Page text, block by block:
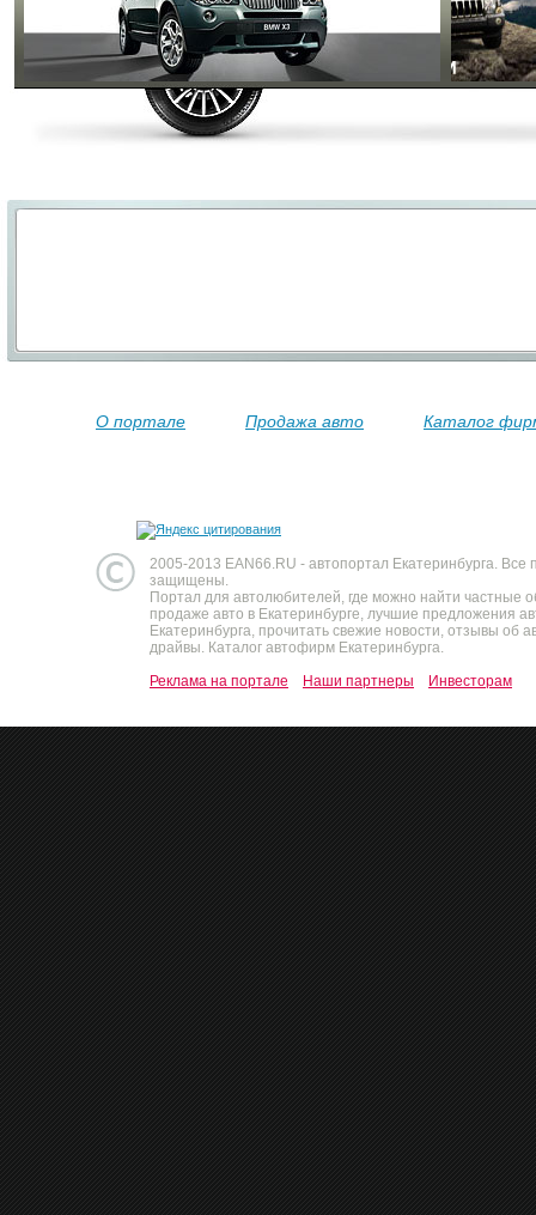
О портале Продажа авто Каталог
2005-2013 EAN66.RU - автопортал Екатеринбурга. Все
защищены.
Портал для автолюбителей, где можно найти частные
продаже авто в Екатеринбурге, лучшие предложения
Екатеринбурга, прочитать свежие новости, отзывы об
драйвы. Каталог автофирм Екатеринбурга.
Реклама на портале
Наши партнеры Инвесторам